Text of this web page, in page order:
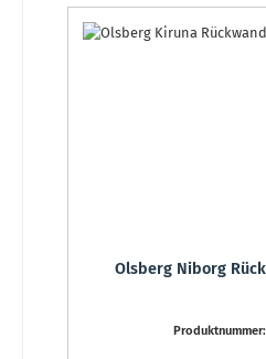
Olsberg Niborg
Produktnummer: